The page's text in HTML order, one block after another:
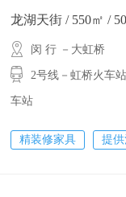
龙湖天街 / 550㎡ /
闵 行 －大虹桥
2号线－虹桥火车站
车站
精装修家具 提